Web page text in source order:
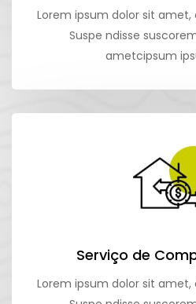
Lorem ipsum dolor sit
Suspe ndisse
ametcipsum
Serviço de
Lorem ipsum dolor sit